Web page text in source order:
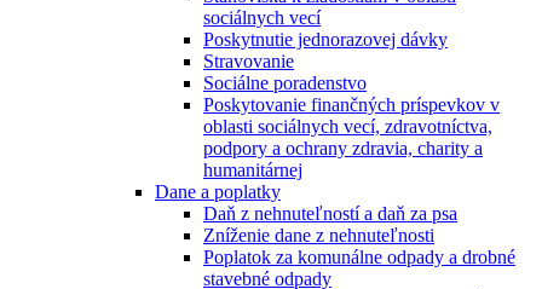
sociálnych vecí
Poskytnutie jednorazovej dávky
Stravovanie
Sociálne poradenstvo
Poskytovanie finančných príspevkov v
oblasti sociálnych vecí, zdravotníctva,
podpory a ochrany zdravia, charity a
humanitárnej
Dane a poplatky
Daň z nehnuteľností a daň za psa
Zníženie dane z nehnuteľnosti
Poplatok za komunálne odpady a drobné
stavebné odpady